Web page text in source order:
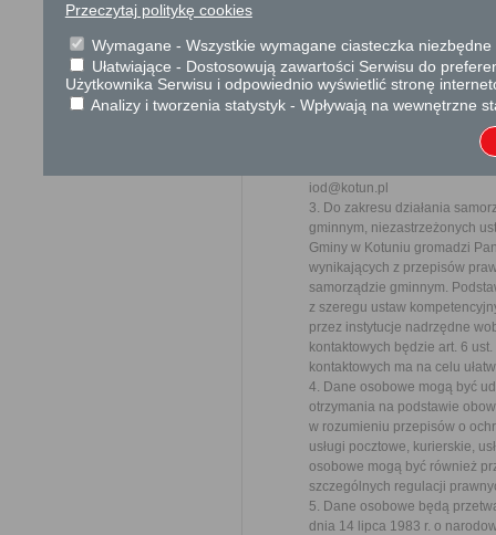
uchylenia dyrektywy 95/46/
informujemy o zasadach
Pani/Panu prawach z tym
1. Administratorem Pani/Pana
Wójta, ul. Siedlecka 56C, 08-
2. Administrator wyznaczył
iod@kotun.pl
3. Do zakresu działania
gminnym, niezastrzeżonych
Gminy w Kotuniu gromadzi
wynikających z przepisów
samorządzie gminnym.
z szeregu ustaw
przez instytucje nadrzędne
kontaktowych będzie art. 6
kontaktowych ma na celu
4. Dane osobowe mogą być
otrzymania na podstawie
w rozumieniu przepisów o
usługi pocztowe, kurierskie,
osobowe mogą być również
szczególnych regulacji
5. Dane osobowe będą
dnia 14 lipca 1983 r. o
Przeczytaj politykę cookies
Wymagane - Wszystkie wymagane ciasteczka
Ułatwiające - Dostosowują zawartości Serwisu do
Użytkownika Serwisu i odpowiednio wyświetlić stronę
Analizy i tworzenia statystyk - Wpływają na wewnętrzne